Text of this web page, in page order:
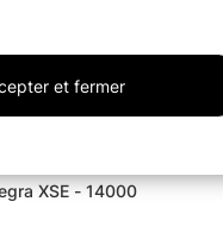
XSE - 14000
et fermer